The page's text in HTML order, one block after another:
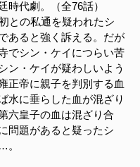
時代劇。（全76話）
との私通を疑われたシ
あると強く訴える。だが
でシン・ケイにつらい苦
ン・ケイが疑わしいよう
正帝に親子を判別する血
水に垂らした血が混ざり
六皇子の血は混ざり合
問題があると疑ったシ
。